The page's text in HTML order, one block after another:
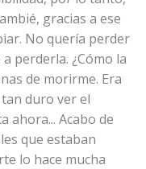
gracias a ese
No quería perder
perderla. ¿Cómo la
de morirme. Era
duro ver el
ahora... Acabo de
que estaban
lo hace mucha